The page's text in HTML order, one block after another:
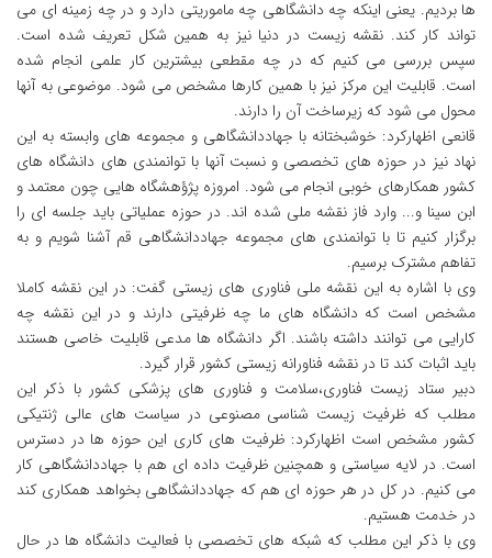
ها بردیم. یعنی اینکه چه دانشگاهی چه ماموریتی دارد و در چه زمینه ای می
تواند کار کند. نقشه زیست در دنیا نیز به همین شکل تعریف شده است.
سپس بررسی می کنیم که در چه مقطعی بیشترین کار علمی انجام شده
است. قابلیت این مرکز نیز با همین کارها مشخص می شود. موضوعی به آنها
محول می شود که زیرساخت آن را دارند.
قانعی اظهارکرد: خوشبختانه با جهاددانشگاهی و مجموعه های وابسته به این
نهاد نیز در حوزه های تخصصی و نسبت آنها با توانمندی های دانشگاه های
کشور همکارهای خوبی انجام می شود. امروزه پژؤهشگاه هایی چون معتمد و
ابن سینا و... وارد فاز نقشه ملی شده اند. در حوزه عملیاتی باید جلسه ای را
برگزار کنیم تا با توانمندی های مجموعه جهاددانشگاهی قم آشنا شویم و به
تفاهم مشترک برسیم.
وی با اشاره به این نقشه ملی فناوری های زیستی گفت: در این نقشه کاملا
مشخص است که دانشگاه های ما چه ظرفیتی دارند و در این نقشه چه
کارایی می توانند داشته باشند. اگر دانشگاه ها مدعی قابلیت خاصی هستند
باید اثبات کند تا در نقشه فناورانه زیستی کشور قرار گیرد.
دبیر ستاد زیست فناوری،سلامت و فناوری های پزشکی کشور با ذکر این
مطلب که ظرفیت زیست شناسی مصنوعی در سیاست های عالی ژنتیکی
کشور مشخص است اظهارکرد: ظرفیت های کاری این حوزه ها در دسترس
است. در لایه سیاستی و همچنین ظرفیت داده ای هم با جهاددانشگاهی کار
می کنیم. در کل در هر حوزه ای هم که جهاددانشگاهی بخواهد همکاری کند
در خدمت هستیم.
وی با ذکر این مطلب که شبکه های تخصصی با فعالیت دانشگاه ها در حال